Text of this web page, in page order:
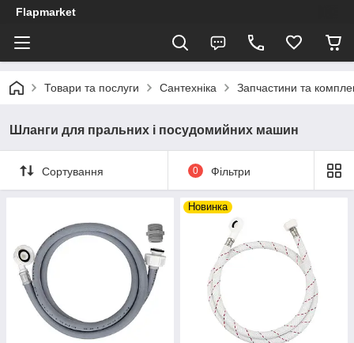
Flapmarket
Товари та послуги Сантехніка Запчастини та
Шланги для пральних і посудомийних машин
Сортування 0 Фільтри
Новинка